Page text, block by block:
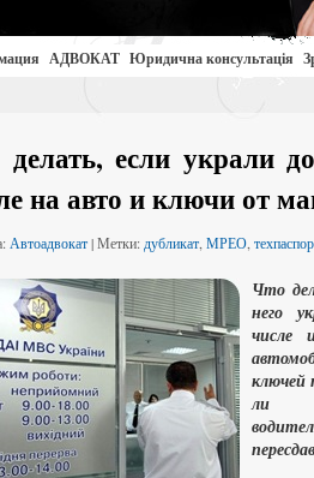
АДВОКАТ Юридична консультація
если украли
на авто и ключи от
Автоадвокат| Метки: дубликат МРЕО
Что
него
ключей
ли